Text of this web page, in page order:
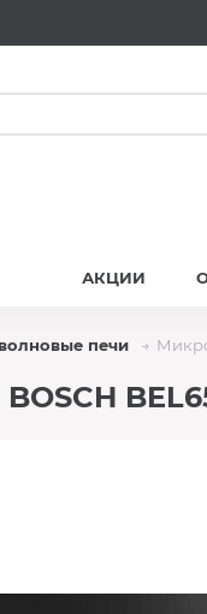
АКЦИИ
печи